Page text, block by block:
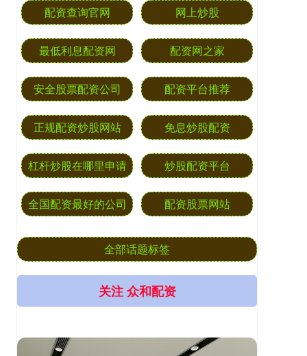
配资查询官网 网上炒股
最低利息配资网 配资网之家
安全股票配资公司 配资平台推荐
正规配资炒股网站 免息炒股配资
杠杆炒股在哪里申请 炒股配资平台
全国配资最好的公司 配资股票网站
全部话题标签
关注 众和配资